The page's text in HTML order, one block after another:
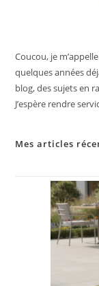
Coucou, je
quelques années
blog, des sujets en
J’espère rendre
Mes articles